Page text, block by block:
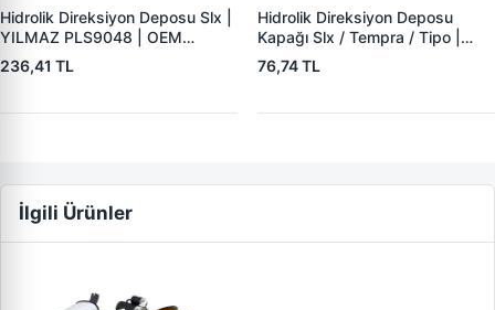
Hidrolik Direksiyon Deposu Slx |
YILMAZ PLS9048 | OEM
7173437
236,41 TL
Hidrolik Direksiyon Deposu
Kapağı Slx / Tempra / Tipo |
YILMAZ PLS9050 | OEM
9938054
76,74 TL
İlgili Ürünler